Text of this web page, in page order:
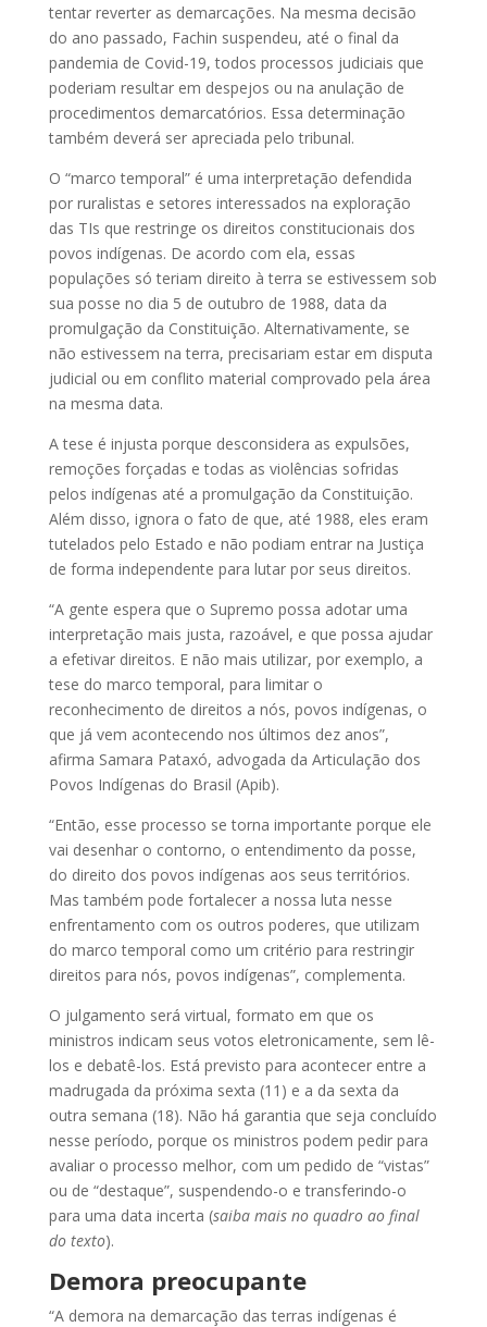
tentar reverter as demarcações. Na mesma decisão
do ano passado, Fachin suspendeu, até o final da
pandemia de Covid-19, todos processos judiciais que
poderiam resultar em despejos ou na anulação de
procedimentos demarcatórios. Essa determinação
também deverá ser apreciada pelo tribunal.
O “marco temporal” é uma interpretação defendida
por ruralistas e setores interessados na exploração
das TIs que restringe os direitos constitucionais dos
povos indígenas. De acordo com ela, essas
populações só teriam direito à terra se estivessem sob
sua posse no dia 5 de outubro de 1988, data da
promulgação da Constituição. Alternativamente, se
não estivessem na terra, precisariam estar em disputa
judicial ou em conflito material comprovado pela área
na mesma data.
A tese é injusta porque desconsidera as expulsões,
remoções forçadas e todas as violências sofridas
pelos indígenas até a promulgação da Constituição.
Além disso, ignora o fato de que, até 1988, eles eram
tutelados pelo Estado e não podiam entrar na Justiça
de forma independente para lutar por seus direitos.
“A gente espera que o Supremo possa adotar uma
interpretação mais justa, razoável, e que possa ajudar
a efetivar direitos. E não mais utilizar, por exemplo, a
tese do marco temporal, para limitar o
reconhecimento de direitos a nós, povos indígenas, o
que já vem acontecendo nos últimos dez anos”,
afirma Samara Pataxó, advogada da Articulação dos
Povos Indígenas do Brasil (Apib).
“Então, esse processo se torna importante porque ele
vai desenhar o contorno, o entendimento da posse,
do direito dos povos indígenas aos seus territórios.
Mas também pode fortalecer a nossa luta nesse
enfrentamento com os outros poderes, que utilizam
do marco temporal como um critério para restringir
direitos para nós, povos indígenas”, complementa.
O julgamento será virtual, formato em que os
ministros indicam seus votos eletronicamente, sem lê-
los e debatê-los. Está previsto para acontecer entre a
madrugada da próxima sexta (11) e a da sexta da
outra semana (18). Não há garantia que seja concluído
nesse período, porque os ministros podem pedir para
avaliar o processo melhor, com um pedido de “vistas”
ou de “destaque”, suspendendo-o e transferindo-o
para uma data incerta (saiba mais no quadro ao final
do texto).
Demora preocupante
“A demora na demarcação das terras indígenas é